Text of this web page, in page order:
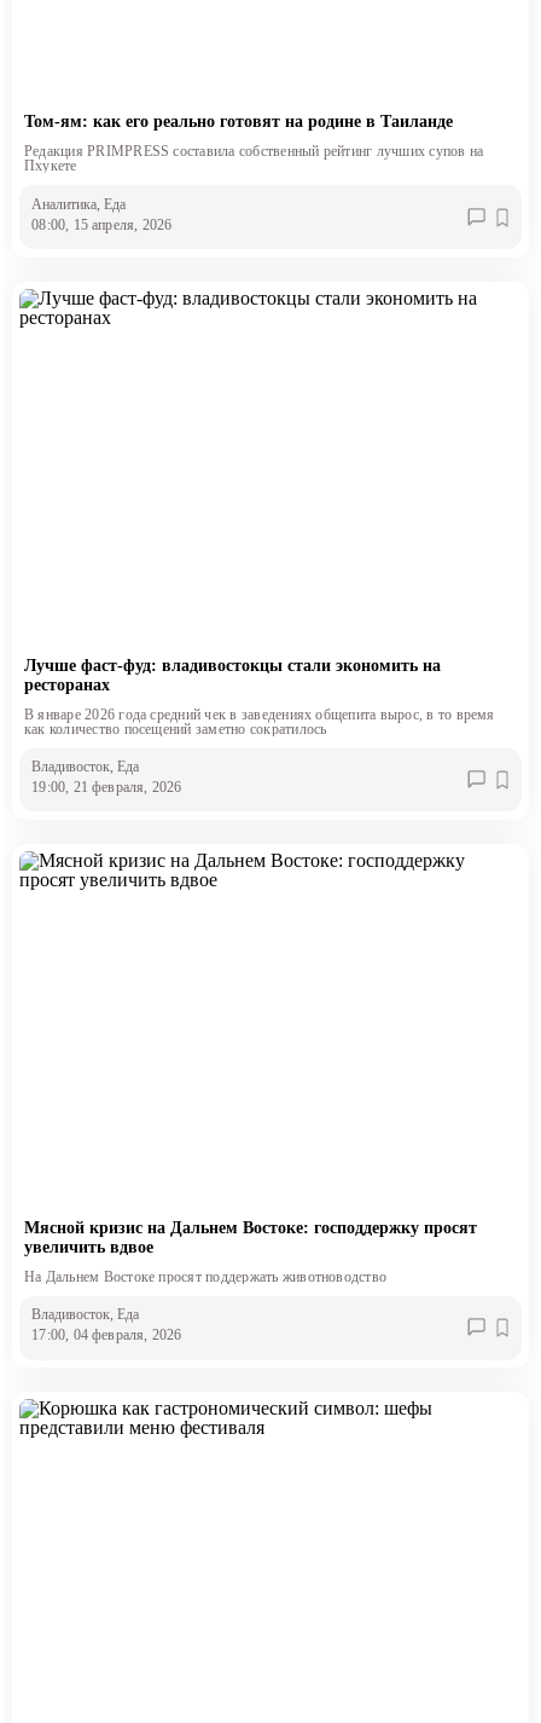
Том-ям: как его реально готовят на родине в Таиланде
Редакция PRIMPRESS составила собственный рейтинг лучших супов на
Пхукете
Аналитика, Еда
08:00, 15 апреля, 2026
Лучше фаст-фуд: владивостокцы стали экономить на
ресторанах
В январе 2026 года средний чек в заведениях общепита вырос, в то время
как количество посещений заметно сократилось
Владивосток, Еда
19:00, 21 февраля, 2026
Мясной кризис на Дальнем Востоке: господдержку просят
увеличить вдвое
На Дальнем Востоке просят поддержать животноводство
Владивосток, Еда
17:00, 04 февраля, 2026